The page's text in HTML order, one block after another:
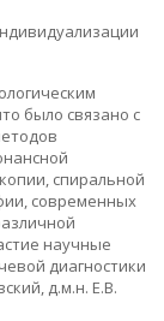
было связано с
спиральной
современных
научные
диагностики
д.м.н. Е.В.